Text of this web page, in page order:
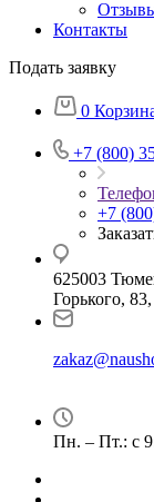
Контакты
Подать заявку
0
+7 (800)
+7
625003
Горького,
Пн. – Пт.: с